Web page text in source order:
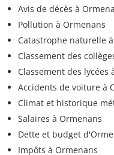
Avis de décès à
Pollution à Ormenans
Catastrophe naturelle
Classement des
Classement des lycées
Accidents de voiture à
Climat et historique
Salaires à Ormenans
Dette et budget
Impôts à Ormenans